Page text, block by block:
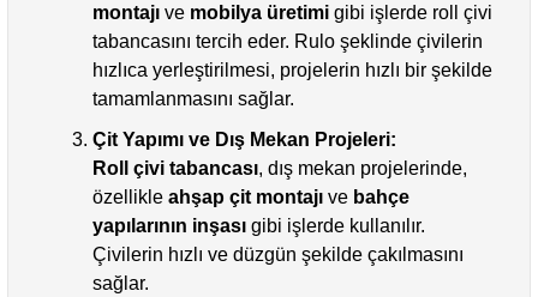
montajı ve mobilya üretimi gibi işlerde roll çivi
tabancasını tercih eder. Rulo şeklinde çivilerin
hızlıca yerleştirilmesi, projelerin hızlı bir şekilde
tamamlanmasını sağlar.
Çit Yapımı ve Dış Mekan Projeleri:
Roll çivi tabancası, dış mekan projelerinde,
özellikle ahşap çit montajı ve bahçe
yapılarının inşası gibi işlerde kullanılır.
Çivilerin hızlı ve düzgün şekilde çakılmasını
sağlar.